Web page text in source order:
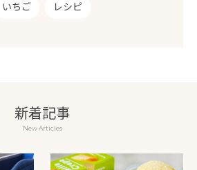
いちご レシピ
新着記事
New Articles